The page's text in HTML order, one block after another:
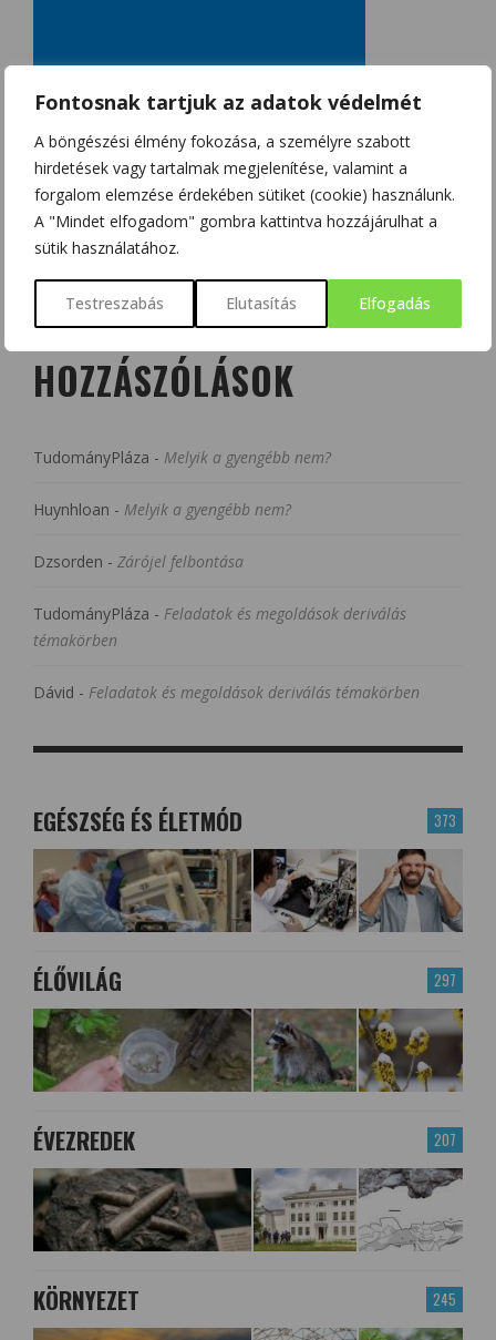
Fontosnak tartjuk az adatok védelmét
A böngészési élmény fokozása, a személyre szabott
hirdetések vagy tartalmak megjelenítése, valamint a
forgalom elemzése érdekében sütiket (cookie) használunk.
A "Mindet elfogadom" gombra kattintva hozzájárulhat a
sütik használatához.
Testreszabás Elutasítás Elfogadás
LEGUTÓBBI
HOZZÁSZÓLÁSOK
TudományPláza - Melyik a gyengébb nem?
Huynhloan - Melyik a gyengébb nem?
Dzsorden - Zárójel felbontása
TudományPláza - Feladatok és megoldások deriválás
témakörben
Dávid - Feladatok és megoldások deriválás témakörben
373
EGÉSZSÉG ÉS ÉLETMÓD
297
ÉLŐVILÁG
207
ÉVEZREDEK
245
KÖRNYEZET